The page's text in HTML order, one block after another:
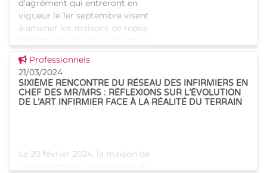
d'agrément qui entreront en
vigueur le 1er septembre visent
à amener les maisons de repos
soins (MRS) vers un
changement de culture dans
l'accuei
Voir cette news
Professionnels
21/03/2024
SIXIÈME RENCONTRE DU RÉSEAU DES INFIRMIERS EN
CHEF DES MR/MRS : RÉFLEXIONS SUR L’ÉVOLUTION
DE L’ART INFIRMIER FACE À LA RÉALITÉ DU TERRAIN
Le 20 février 2024, la maison de